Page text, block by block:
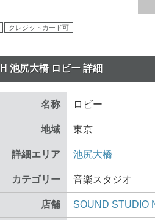
クレジットカード可
池尻大橋 ロビー 詳細
名称 ロビー
地域 東京
詳細エリア 池尻大橋
カテゴリー 音楽スタジオ
店舗 SOUND STUDIO